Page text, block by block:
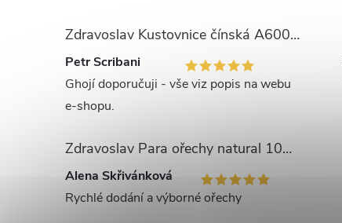
Zdravoslav Kustovnice čínská A600 - GOJI 1000 g
Petr Scribani
Ghojí doporučuji - vše viz popis na webu
e-shopu.
Zdravoslav Para ořechy natural 1000 g
Alena Skřivánková
Rychlé dodání a výborné ořechy